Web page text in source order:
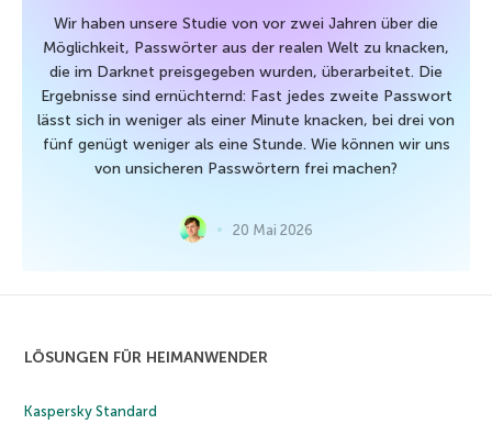
Wir haben unsere Studie von vor zwei Jahren über die
Möglichkeit, Passwörter aus der realen Welt zu knacken,
die im Darknet preisgegeben wurden, überarbeitet. Die
Ergebnisse sind ernüchternd: Fast jedes zweite Passwort
lässt sich in weniger als einer Minute knacken, bei drei von
fünf genügt weniger als eine Stunde. Wie können wir uns
von unsicheren Passwörtern frei machen?
20 Mai 2026
LÖSUNGEN FÜR HEIMANWENDER
Kaspersky Standard